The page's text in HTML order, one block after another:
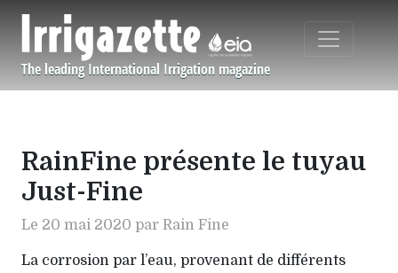
The leading International Irrigation magazine
Navigation principale
RainFine présente le tuyau
Just-Fine
Le 20 mai 2020 par Rain Fine
La corrosion par l’eau, provenant de différents